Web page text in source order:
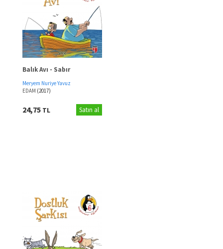
Balık Avı - Sabır
Meryem Nuriye Yavuz
EDAM (2017)
24,75 TL Satın al